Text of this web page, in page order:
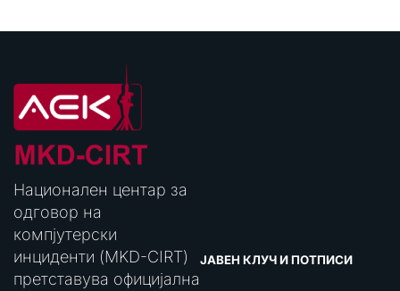
Национален центар за
одговор на
компјутерски
инциденти (MKD-CIRT)
претставува официјална
ЈАВЕН КЛУЧ И ПОТПИСИ